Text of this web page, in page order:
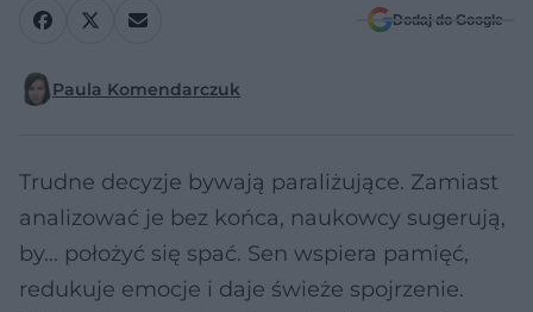
Dodaj do Google
Paula Komendarczuk
Trudne decyzje bywają paraliżujące. Zamiast
analizować je bez końca, naukowcy sugerują,
by... położyć się spać. Sen wspiera pamięć,
redukuje emocje i daje świeże spojrzenie.